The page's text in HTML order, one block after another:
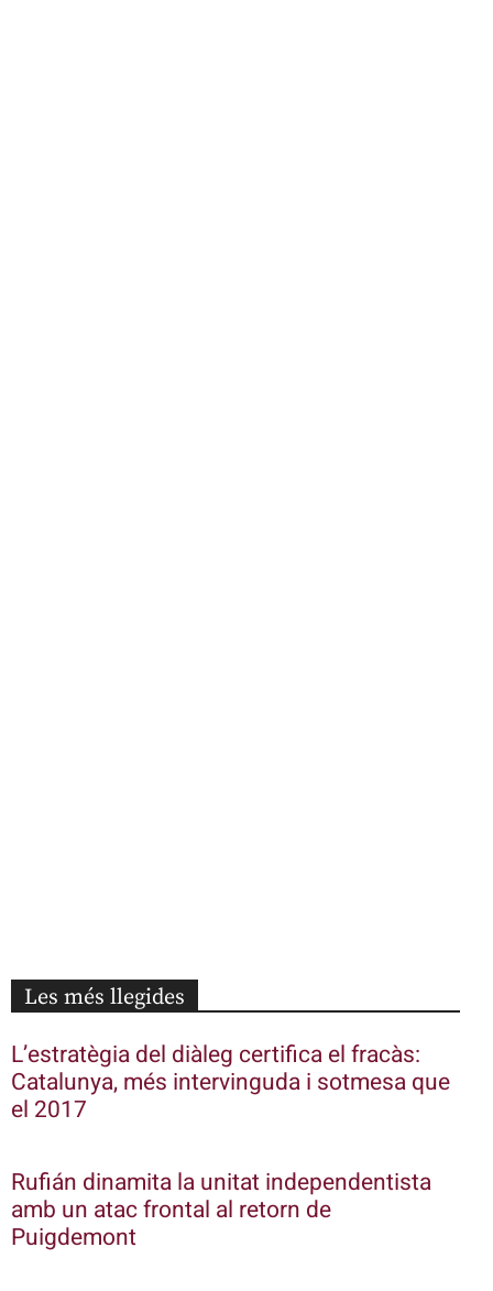
Les més llegides
L’estratègia del diàleg certifica el fracàs:
Catalunya, més intervinguda i sotmesa que
el 2017
Rufián dinamita la unitat independentista
amb un atac frontal al retorn de
Puigdemont